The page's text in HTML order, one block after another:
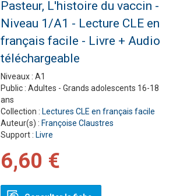
Pasteur, L'histoire du vaccin -
Niveau 1/A1 - Lecture CLE en
français facile - Livre + Audio
téléchargeable
Niveaux : A1
Public : Adultes - Grands adolescents 16-18
ans
Collection : Lectures CLE en français facile
Auteur(s) : Françoise Claustres
Support : Livre
6,60 €